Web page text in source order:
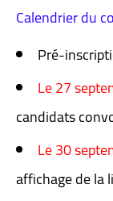
Calendrier du
Pré-
Le 27
candidats
Le 30
affichage de la